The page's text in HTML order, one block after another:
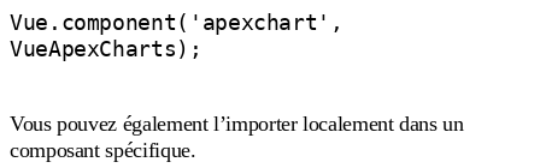
Vue.component('apexchart',
VueApexCharts);
Vous pouvez également l’importer localement dans un
composant spécifique.